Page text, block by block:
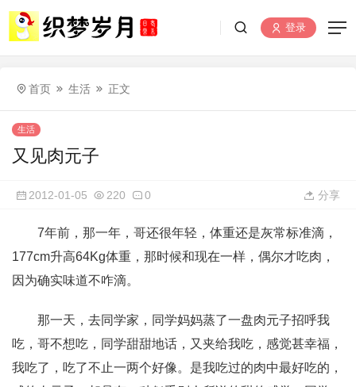
登录
首页 生活 正文
生活
又见肉元子
2012-01-05 220 0 分享
7年前，那一年，哥还很年轻，体重还是灰常标准滴，
177cm升高64Kg体重，那时候和现在一样，偶尔才吃肉，
因为确实味道不咋滴。
那一天，去同学家，同学妈妈蒸了一盘肉元子招呼我
吃，哥不想吃，同学甜甜地话，又夹给我吃，感觉甚幸福，
我吃了，吃了不止一两个好像。是我吃过的肉中最好吃的，